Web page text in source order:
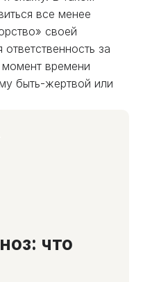
все менее
своей
за
времени
быть-жертвой или
что